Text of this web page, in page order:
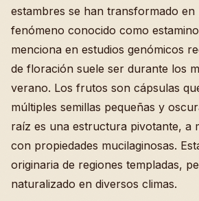
estambres se han transformado en
fenómeno conocido como
menciona en estudios genómicos
de floración suele ser durante los
verano. Los frutos son cápsulas
múltiples semillas pequeñas y
raíz es una estructura pivotante, a
con propiedades mucilaginosas.
originaria de regiones templadas,
naturalizado en diversos climas.